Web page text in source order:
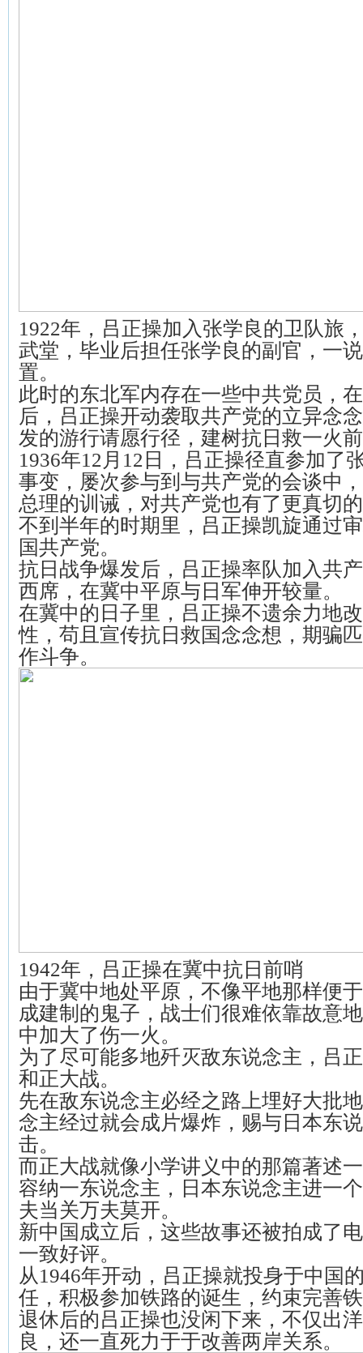
1922年，吕正操加入张学良的卫队旅
武堂，毕业后担任张学良的副官，一
置。
此时的东北军内存在一些中共党员，
后，吕正操开动袭取共产党的立异念
发的游行请愿行径，建树抗日救一火
1936年12月12日，吕正操径直参加了
事变，屡次参与到与共产党的会谈中
总理的训诫，对共产党也有了更真切
不到半年的时期里，吕正操凯旋通过
国共产党。
抗日战争爆发后，吕正操率队加入共
西席，在冀中平原与日军伸开较量。
在冀中的日子里，吕正操不遗余力地
性，苟且宣传抗日救国念念想，期骗
作斗争。
1942年，吕正操在冀中抗日前哨
由于冀中地处平原，不像平地那样便
成建制的鬼子，战士们很难依靠故意
中加大了伤一火。
为了尽可能多地歼灭敌东说念主，吕
和正大战。
先在敌东说念主必经之路上埋好大批
念主经过就会成片爆炸，赐与日本东
击。
而正大战就像小学讲义中的那篇著述
容纳一东说念主，日本东说念主进一
夫当关万夫莫开。
新中国成立后，这些故事还被拍成了
一致好评。
从1946年开动，吕正操就投身于中国
任，积极参加铁路的诞生，约束完善
退休后的吕正操也没闲下来，不仅出
良，还一直死力于于改善两岸关系。